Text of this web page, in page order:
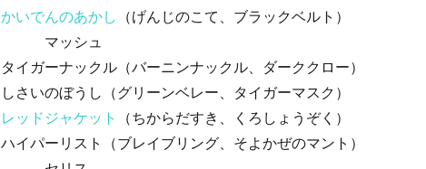
かいでんのあかし
（げんじのこて、ブラックベルト）
マッシュ
タイガーナックル（バーニンナックル、ダーククロー）
しさいのぼうし（グリーンベレー、タイガーマスク）
レッドジャケット
（ちからだすき、くろしょうぞく）
ハイパーリスト（ブレイブリング、そよかぜのマント）